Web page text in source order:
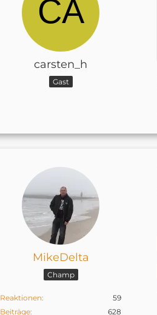
carsten_h
Gast
MikeDelta
Champ
Reaktionen
59
Beiträge
628